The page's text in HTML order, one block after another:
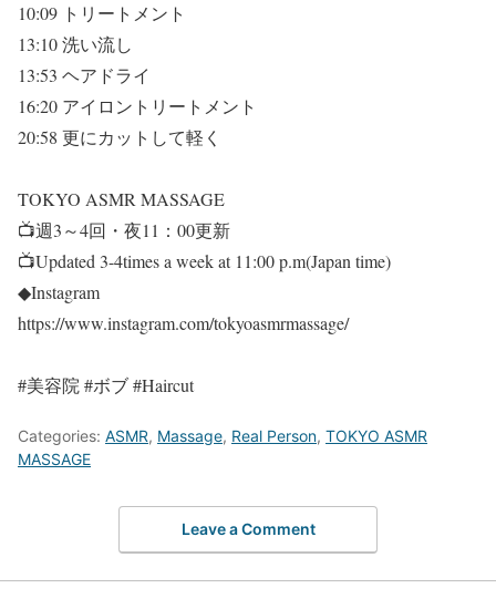
10:09 トリートメント
13:10 洗い流し
13:53 ヘアドライ
16:20 アイロントリートメント
20:58 更にカットして軽く
TOKYO ASMR MASSAGE
📺週3～4回・夜11：00更新
📺Updated 3-4times a week at 11:00 p.m(Japan time)
◆Instagram
https://www.instagram.com/tokyoasmrmassage/
#美容院 #ボブ #Haircut
Categories: ASMR, Massage, Real Person, TOKYO ASMR
MASSAGE
Leave a Comment